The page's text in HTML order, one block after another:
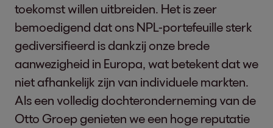
toekomst willen uitbreiden. Het is zeer
bemoedigend dat ons NPL-portefeuille sterk
gediversifieerd is dankzij onze brede
aanwezigheid in Europa, wat betekent dat we
niet afhankelijk zijn van individuele markten.
Als een volledig dochteronderneming van de
Otto Groep genieten we een hoge reputatie